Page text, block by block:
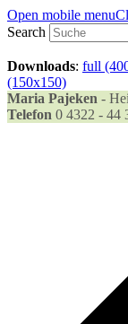
Open mobile menu
Search
Downloads: full
(150x150)
Maria Pajeken -
Telefon 0 4322 - 44